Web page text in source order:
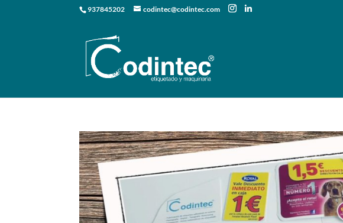
937845202 codintec@codintec.com